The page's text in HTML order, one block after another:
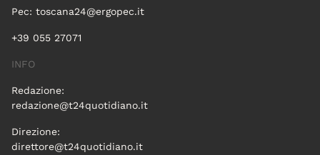
Pec: toscana24@ergopec.it
+39 055 27071
INFO
Redazione:
redazione@t24quotidiano.it
Direzione:
direttore@t24quotidiano.it